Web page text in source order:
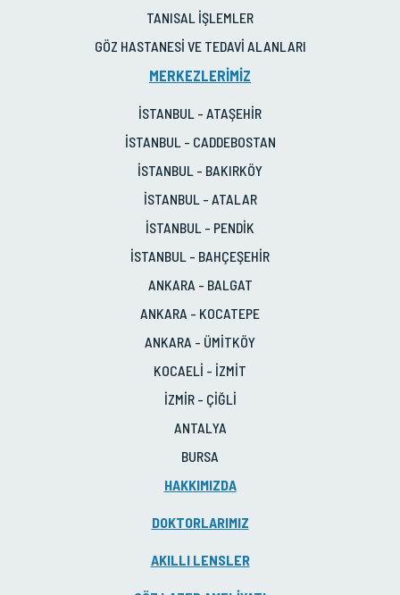
TANISAL İŞLEMLER
GÖZ HASTANESİ VE TEDAVİ ALANLARI
MERKEZLERİMİZ
İSTANBUL - ATAŞEHİR
İSTANBUL - CADDEBOSTAN
İSTANBUL - BAKIRKÖY
İSTANBUL - ATALAR
İSTANBUL - PENDİK
İSTANBUL - BAHÇEŞEHİR
ANKARA - BALGAT
ANKARA - KOCATEPE
ANKARA - ÜMİTKÖY
KOCAELİ - İZMİT
İZMİR - ÇİĞLİ
ANTALYA
BURSA
HAKKIMIZDA
DOKTORLARIMIZ
AKILLI LENSLER